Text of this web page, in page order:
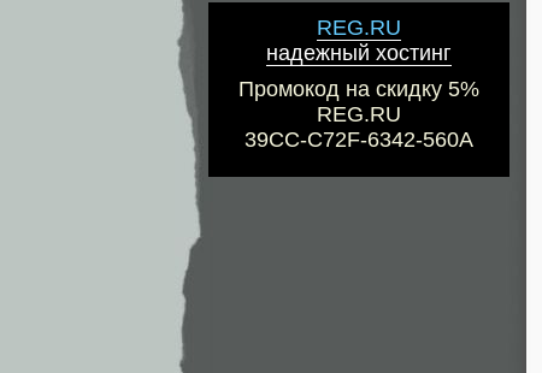
REG.RU
надежный хостинг
Промокод на скидку 5%
REG.RU
39CC-C72F-6342-560A